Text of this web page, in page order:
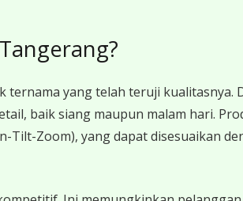
ternama yang telah teruji kualitasnya.
baik siang maupun malam hari.
Tilt-Zoom), yang dapat disesuaikan